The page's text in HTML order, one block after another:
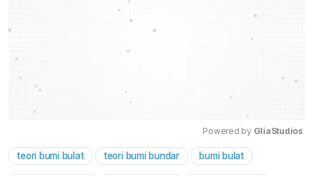
Powered by GliaStudios
teori bumi bulat teori bumi bundar bumi bulat